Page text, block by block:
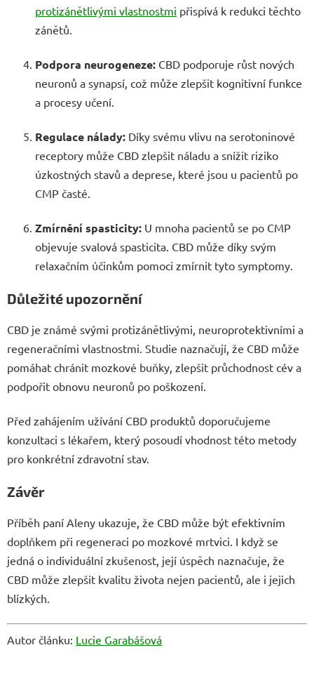
protizánětlivými vlastnostmi přispívá k redukci těchto
zánětů.
Podpora neurogeneze: CBD podporuje růst nových
neuronů a synapsí, což může zlepšit kognitivní funkce
a procesy učení.
Regulace nálady: Díky svému vlivu na serotoninové
receptory může CBD zlepšit náladu a snížit riziko
úzkostných stavů a deprese, které jsou u pacientů po
CMP časté.
Zmírnění spasticity: U mnoha pacientů se po CMP
objevuje svalová spasticita. CBD může díky svým
relaxačním účinkům pomoci zmírnit tyto symptomy.
Důležité upozornění
CBD je známé svými protizánětlivými, neuroprotektivními a
regeneračními vlastnostmi. Studie naznačují, že CBD může
pomáhat chránit mozkové buňky, zlepšit průchodnost cév a
podpořit obnovu neuronů po poškození.
Před zahájením užívání CBD produktů doporučujeme
konzultaci s lékařem, který posoudí vhodnost této metody
pro konkrétní zdravotní stav.
Závěr
Příběh paní Aleny ukazuje, že CBD může být efektivním
doplňkem při regeneraci po mozkové mrtvici. I když se
jedná o individuální zkušenost, její úspěch naznačuje, že
CBD může zlepšit kvalitu života nejen pacientů, ale i jejich
blízkých.
Autor článku: Lucie Garabášová